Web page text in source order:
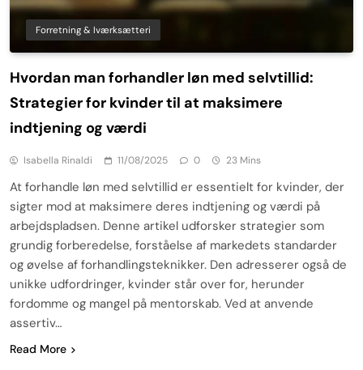
Forretning & Iværksætteri
Hvordan man forhandler løn med selvtillid:
Strategier for kvinder til at maksimere
indtjening og værdi
Isabella Rinaldi 11/08/2025 0 23 Mins
At forhandle løn med selvtillid er essentielt for kvinder, der
sigter mod at maksimere deres indtjening og værdi på
arbejdspladsen. Denne artikel udforsker strategier som
grundig forberedelse, forståelse af markedets standarder
og øvelse af forhandlingsteknikker. Den adresserer også de
unikke udfordringer, kvinder står over for, herunder
fordomme og mangel på mentorskab. Ved at anvende
assertiv…
Read More